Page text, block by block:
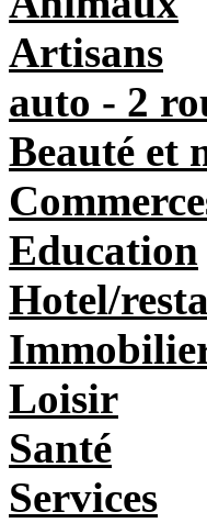
Artisans
auto - 2
Beauté et
Education
Hotel/
Loisir
Santé
Services